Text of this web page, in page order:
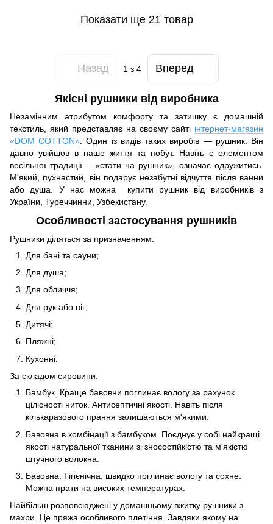
Показати ще 21 товар
Назад 1 з 4 Вперед
Якісні рушники від виробника
Незамінним атрибутом комфорту та затишку є домашній
текстиль, який представляє на своєму сайті інтернет-магазин
«DOM COTTON» . Один із видів таких виробів — рушник. Він
давно увійшов в наше життя та побут. Навіть є елементом
весільної традиції – «стати на рушник», означає одружитись.
М'який, пухнастий, він подарує незабутні відчуття після ванни
або душа. У нас можна купити рушник від виробників з
України, Туреччинни, Узбекистану.
Особливості застосування рушників
Рушники діляться за призначенням:
Для бані та сауни;
Для душа;
Для обличчя;
Для рук або ніг;
Дитячі;
Пляжні;
Кухонні.
За складом сировини:
Бамбук. Краще бавовни поглинає вологу за рахунок
цілісності ниток. Антисептичні якості. Навіть після
кількаразового прання залишаються м'якими.
Бавовна в комбінації з бамбуком. Поєднує у собі найкращі
якості натуральної тканини зі зносостійкістю та м'якістю
штучного волокна.
Бавовна. Гігієнічна, швидко поглинає вологу та сохне.
Можна прати на високих температурах.
Найбільш розповсюджені у домашньому вжитку рушники з
махри. Це пряжа особливого плетіння. Завдяки якому на